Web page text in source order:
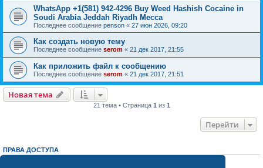
WhatsApp +1(581) 942-4296 Buy Weed Hashish Cocaine in
Soudi Arabia Jeddah Riyadh Mecca
Последнее сообщение penson « 27 июн 2026, 09:20
Как создать новую тему
Последнее сообщение serom « 21 дек 2017, 21:55
Как приложить файл к сообщению
Последнее сообщение serom « 21 дек 2017, 21:51
Новая тема
21 тема • Страница 1 из 1
Перейти
ПРАВА ДОСТУПА